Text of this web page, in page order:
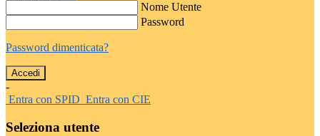
Nome Utente
Password
Password dimenticata?
-
Entra con SPID Entra con CIE
Seleziona utente